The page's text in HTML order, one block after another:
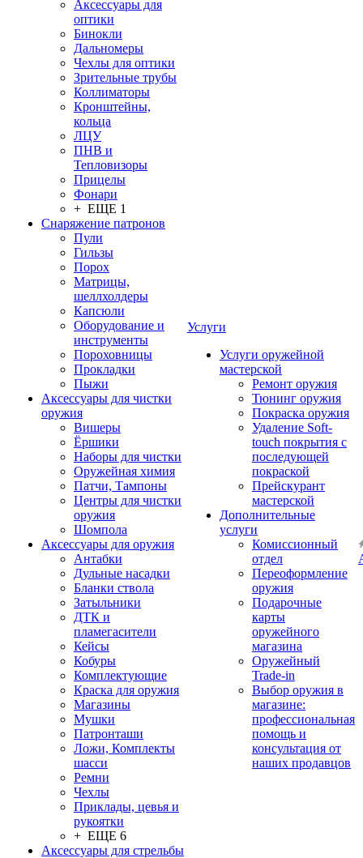
Аксессуары для
оптики
Бинокли
Дальномеры
Чехлы для оптики
Зрительные трубы
Коллиматоры
Кронштейны,
кольца
ЛЦУ
ПНВ и
Тепловизоры
Прицелы
Фонари
+ ЕЩЕ 1
Снаряжение патронов
Пули
Гильзы
Порох
Матрицы,
шеллхолдеры
Капсюли
Оборудование и
инструменты
Пороховницы
Прокладки
Пыжи
Аксессуары для чистки
оружия
Вишеры
Ёршики
Наборы для чистки
Оружейная химия
Патчи, Тампоны
Центры для чистки
оружия
Шомпола
Аксессуары для оружия
Антабки
Дульные насадки
Бланки ствола
Затыльники
ДТК и
пламегасители
Кейсы
Кобуры
Комплектующие
Краска для оружия
Магазины
Мушки
Патронташи
Ложи, Комплекты
шасси
Ремни
Чехлы
Приклады, цевья и
рукоятки
+ ЕЩЕ 6
Аксессуары для стрельбы
Услуги
Услуги оружейной
мастерской
Ремонт оружия
Тюнинг оружия
Покраска оружия
Удаление Soft-
touch покрытия с
последующей
покраской
Прейскурант
мастерской
Дополнительные
услуги
Комиссионный
отдел
Переоформление
оружия
Подарочные
карты
оружейного
магазина
Оружейный
Trade-in
Выбор оружия в
магазине:
профессиональная
помощь и
консультация от
наших продавцов